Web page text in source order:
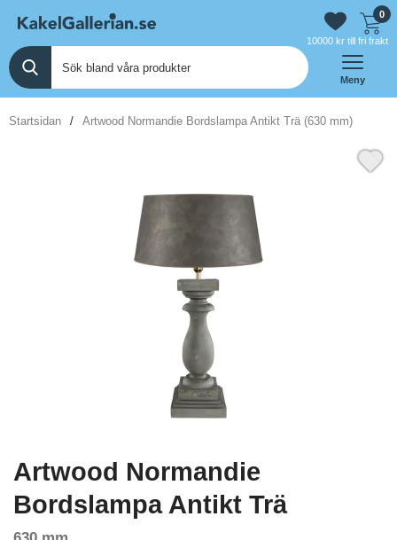
0
10000 kr till fri frakt
Meny
Startsidan Artwood Normandie Bordslampa Antikt Trä (630 mm)
Artwood Normandie
Bordslampa Antikt Trä